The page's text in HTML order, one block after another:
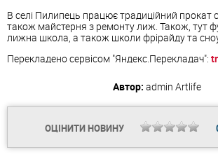
В селі Пилипець працює традиційний прокат
також майстерня з ремонту лиж. Також, тут
лижна школа, а також школи фрірайду та
Перекладено сервісом "Яндекс.Перекладач":
Автор: admin Artlife
ОЦІНИТИ НОВИНУ